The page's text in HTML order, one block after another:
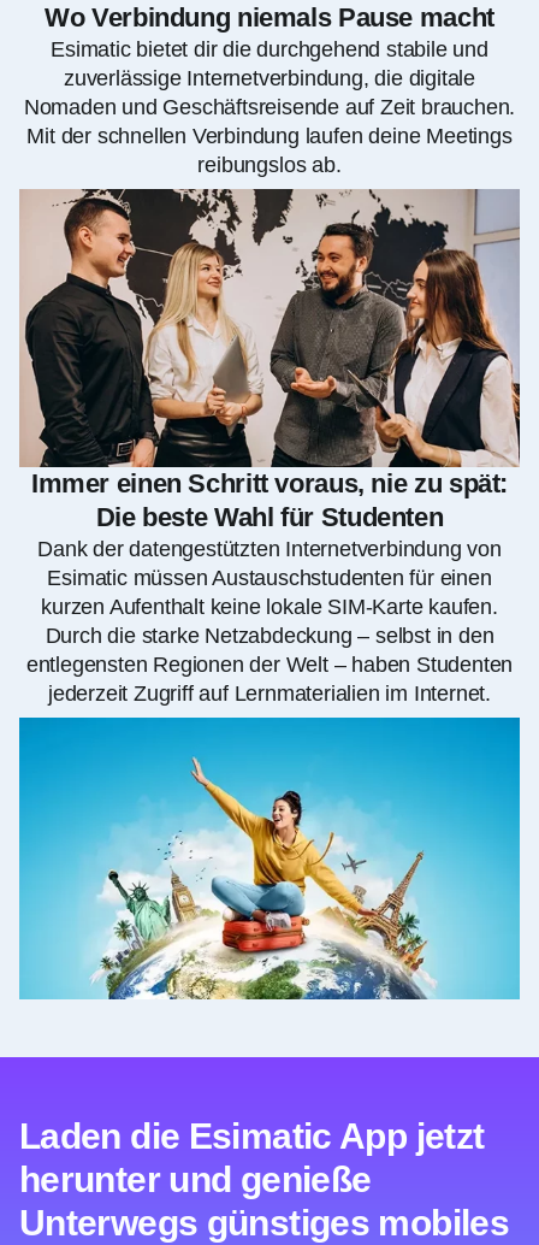
Wo Verbindung niemals Pause macht
Esimatic bietet dir die durchgehend stabile und
zuverlässige Internetverbindung, die digitale
Nomaden und Geschäftsreisende auf Zeit brauchen.
Mit der schnellen Verbindung laufen deine Meetings
reibungslos ab.
Immer einen Schritt voraus, nie zu spät:
Die beste Wahl für Studenten
Dank der datengestützten Internetverbindung von
Esimatic müssen Austauschstudenten für einen
kurzen Aufenthalt keine lokale SIM-Karte kaufen.
Durch die starke Netzabdeckung – selbst in den
entlegensten Regionen der Welt – haben Studenten
jederzeit Zugriff auf Lernmaterialien im Internet.
Laden die Esimatic App jetzt
herunter und genieße
Unterwegs günstiges mobiles